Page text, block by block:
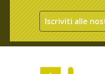
Iscriviti alle